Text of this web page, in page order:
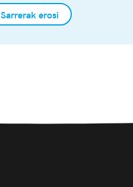
Sarrerak erosi